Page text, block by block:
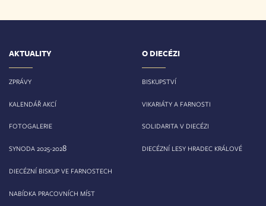
AKTUALITY
ZPRÁVY
KALENDÁŘ AKCÍ
FOTOGALERIE
SYNODA 2025-2028
DIECÉZNÍ BISKUP VE FARNOSTECH
NABÍDKA PRACOVNÍCH MÍST
O DIECÉZI
BISKUPSTVÍ
VIKARIÁTY A FARNOSTI
SOLIDARITA V DIECÉZI
DIECÉZNÍ LESY HRADEC KRÁLOVÉ